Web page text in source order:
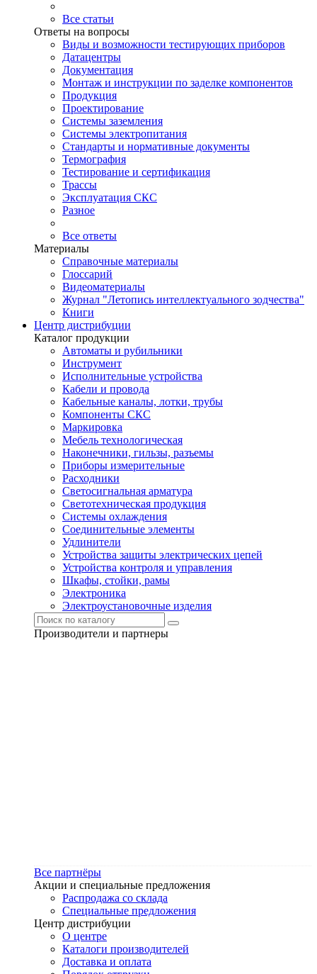
Все статьи
Ответы на вопросы
Виды и возможности тестирующих приборов
Датацентры
Документация
Монтаж и инструкции по заделке компонентов
Продукция
Проектирование
Системы заземления
Системы электропитания
Стандарты и нормативные документы
Термография
Тестирование и сертификация
Трассы
Эксплуатация СКС
Разное
Все ответы
Материалы
Справочные материалы
Глоссарий
Видеоматериалы
Журнал "Летопись интеллектуального зодчества"
Книги
Центр дистрибуции
Каталог продукции
Автоматы и рубильники
Инструмент
Исполнительные устройства
Кабели и провода
Кабельные каналы, лотки, трубы
Компоненты СКС
Маркировка
Мебель технологическая
Наконечники, гильзы, разъемы
Приборы измерительные
Расходники
Светосигнальная арматура
Светотехническая продукция
Системы охлаждения
Соединительные элементы
Удлинители
Устройства защиты электрических цепей
Устройства контроля и управления
Шкафы, стойки, рамы
Электроника
Электроустановочные изделия
Производители и партнеры
Все партнёры
Акции и специальные предложения
Распродажа со склада
Специальные предложения
Центр дистрибуции
О центре
Каталоги производителей
Доставка и оплата